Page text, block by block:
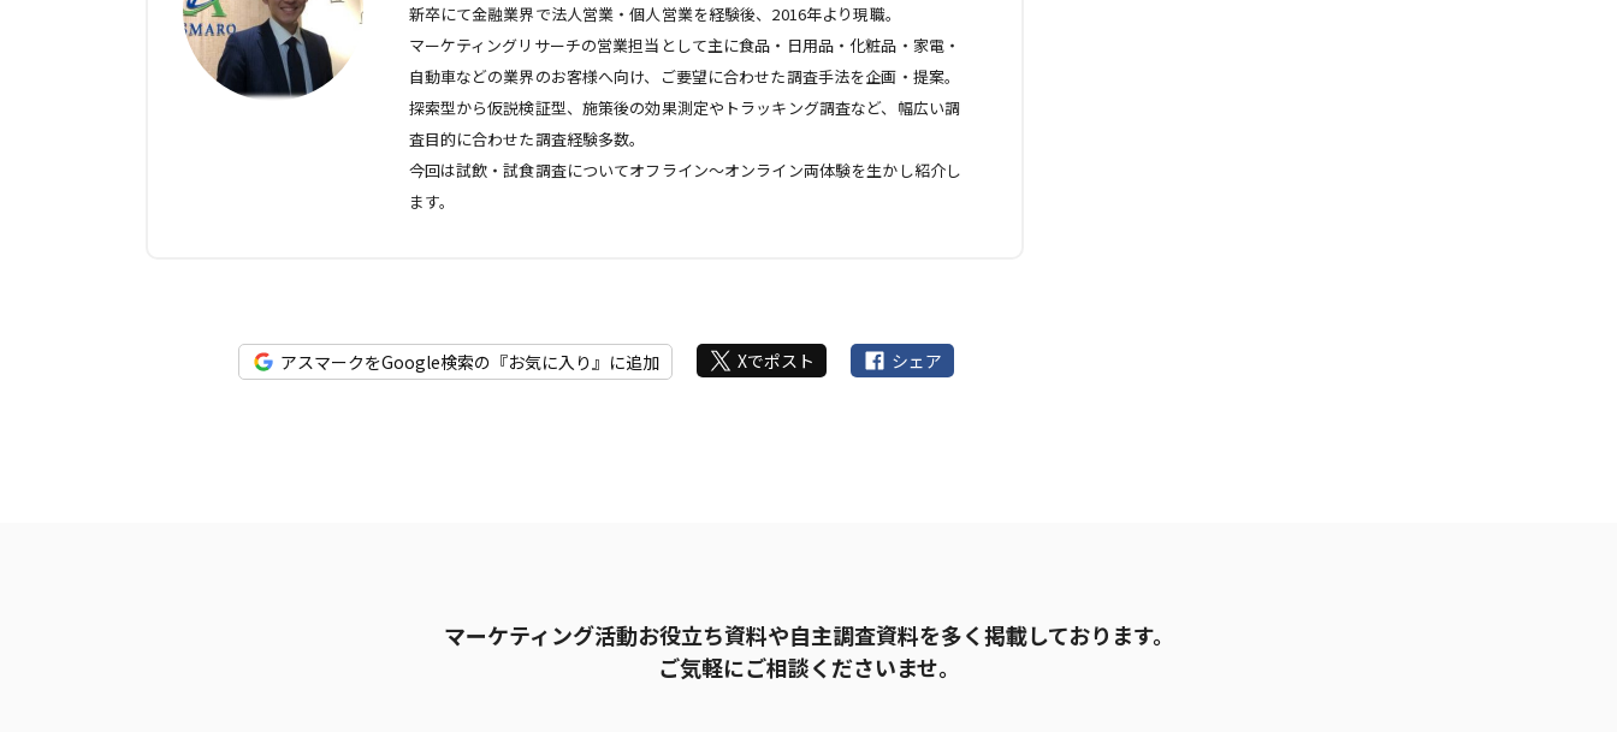
新卒にて金融業界で法人営業・個人営業を経験後、2016年より現職。
マーケティングリサーチの営業担当として主に食品・日用品・化粧品・家電・
自動車などの業界のお客様へ向け、ご要望に合わせた調査手法を企画・提案。
探索型から仮説検証型、施策後の効果測定やトラッキング調査など、幅広い調
査目的に合わせた調査経験多数。
今回は試飲・試食調査についてオフライン～オンライン両体験を生かし紹介し
ます。
アスマークをGoogle検索の『お気に入り』に追加 Xでポスト シェア
マーケティング活動お役立ち資料や自主調査資料を多く掲載しております。
ご気軽にご相談くださいませ。